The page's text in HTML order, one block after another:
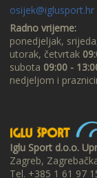
osijek@iglusport.hr
Radno vrijeme:
ponedjeljak,
utorak, četvrtak
subota 09:00 -
nedjeljom i
Iglu Sport d.o.o.
Zagreb,
Tel. +385 1 61 97